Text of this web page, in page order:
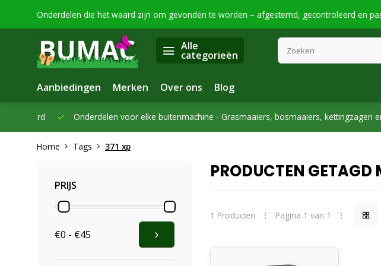
Onderdelen die het waard zijn om gevonden te worden – afgestemd, gecontroleerd en
Alle
categorieën
Aanbiedingen Merken Over ons Blog
Onderdelen voor elke buitenmachine -Grasmaaiers, bosmaaiers, kettingzagen en
Home Tags 371 xp
PRIJS
€0 - €45
PRODUCTEN GETAGD
1 Producten Pagina 1 van 1